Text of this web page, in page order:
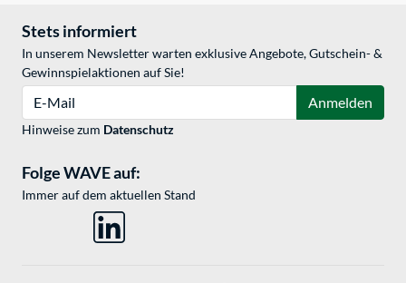
Stets informiert
In unserem Newsletter warten exklusive Angebote, Gutschein- &
Gewinnspielaktionen auf Sie!
Anmelden
Hinweise zum Datenschutz
Folge WAVE auf:
Immer auf dem aktuellen Stand